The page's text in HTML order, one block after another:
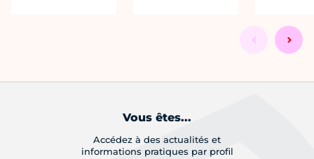
Vous êtes...
Accédez à des actualités et
informations pratiques par profil